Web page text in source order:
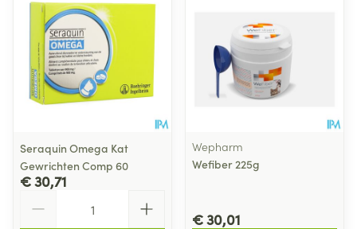
Seraquin Omega Kat
Gewrichten Comp 60
€ 30,71
Wepharm
Wefiber 225g
€ 30,01